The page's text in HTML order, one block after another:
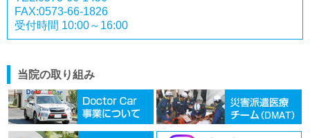
FAX:0573-66-1826
受付時間 10:00～16:00
当院の取り組み